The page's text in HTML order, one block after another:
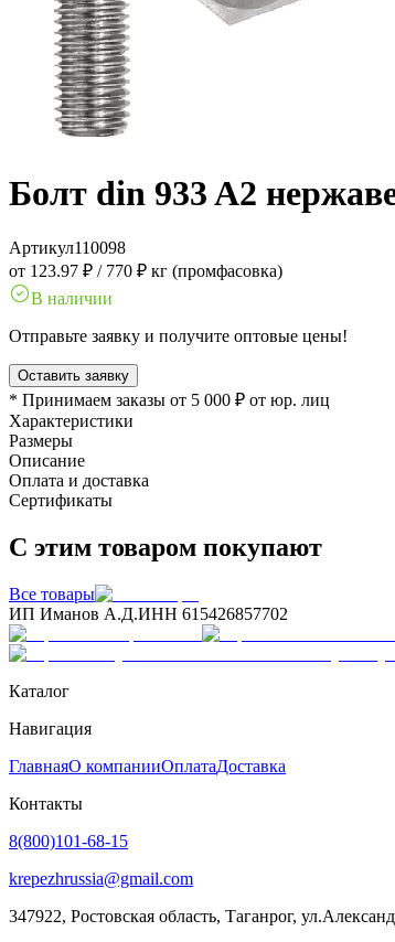
Болт din 933 A2
Артикул110098
от 123.97 ₽ / 770 ₽ кг (промфасовка)
В наличии
Отправьте заявку и получите оптовые цены!
Оставить заявку
* Принимаем заказы от 5 000 ₽ от юр. лиц
Характеристики
Размеры
Описание
Оплата и доставка
Сертификаты
С этим товаром покупают
Все товары
ИП Иманов А.Д.ИНН 615426857702
Каталог
Навигация
ГлавнаяО компанииОплатаДоставка
Контакты
8(800)101-68-15
krepezhrussia@gmail.com
347922, Ростовская область, Таганрог,